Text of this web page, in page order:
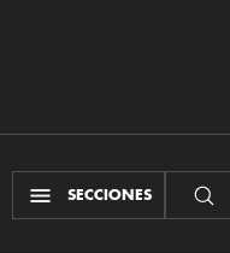
SECCIONES